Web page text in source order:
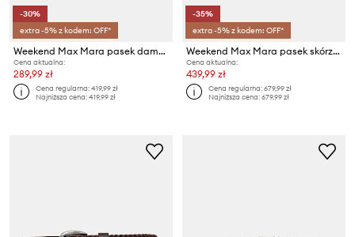
-30%
extra -5% z kodem: OFF*
Weekend Max Mara pasek damski skórzany AFUNALE
Cena aktualna:
289,99 zł
Cena regularna:419,99 zł
Najniższa cena:419,99 zł
-35%
extra -5% z kodem: OFF*
Weekend Max Mara pasek skórzany ALACCATO
Cena aktualna:
439,99 zł
Cena regularna:679,99 zł
Najniższa cena:679,99 zł